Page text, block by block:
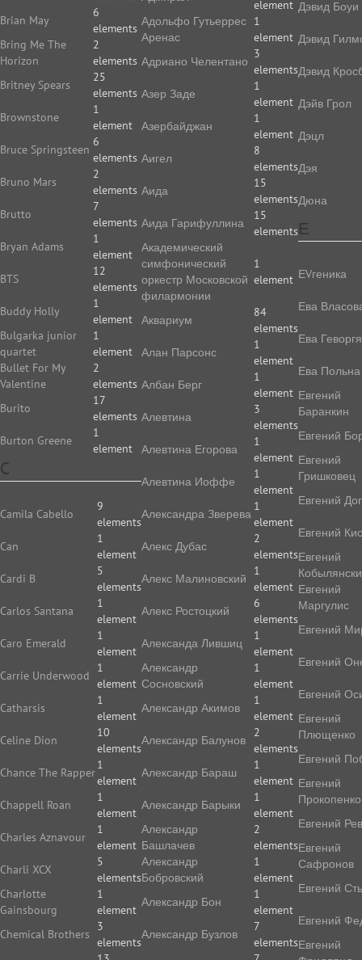
Brian May
6
elements
Bring Me The
Horizon
2
elements
Britney Spears
25
elements
Brownstone
1
element
Bruce Springsteen
6
elements
Bruno Mars
2
elements
Brutto
7
elements
Bryan Adams
1
element
BTS
12
elements
Buddy Holly
1
element
Bulgarka junior
quartet
1
element
Bullet For My
Valentine
2
elements
Burito
17
elements
Burton Greene
1
element
C
Camila Cabello
9
elements
Can
1
element
Cardi B
5
elements
Carlos Santana
1
element
Caro Emerald
1
element
Carrie Underwood
1
element
Catharsis
1
element
Celine Dion
10
elements
Chance The Rapper
1
element
Chappell Roan
1
element
Charles Aznavour
1
element
Charli XCX
5
elements
Charlotte
Gainsbourg
1
element
Chemical Brothers
3
elements
element
Адольфо Гутьеррес
Аренас
1
element
Адриано Челентано
3
elements
Азер Заде
1
element
Азербайджан
1
element
Аигел
8
elements
Аида
15
elements
Аида Гарифуллина
15
elements
Академический
симфонический
оркестр Московской
филармонии
1
element
Аквариум
84
elements
Алан Парсонс
1
element
Албан Берг
1
element
Алевтина
3
elements
Алевтина Егорова
1
element
Алевтина Иоффе
1
element
Алек­сан­дра Зве­ре­ва
1
element
Алекс Дубас
2
elements
Алекс Малиновский
1
element
Алекс Ростоцкий
6
elements
Александа Лившиц
1
element
Александр
Сосновский
1
element
Александр Акимов
1
element
Александр Балунов
2
elements
Александр Бараш
1
element
Александр Барыки
1
element
Александр
Башлачев
2
elements
Александр
Бобровский
1
element
Александр Бон
1
element
Александр Бузлов
7
elements
Дэвид Боуи
Дэвид
Дэвид
Дэйв Грол
Дэцл
Дэя
Дюна
Е
ЕVгеника
Ева
Ева
Ева Польна
Евгений
Баранкин
Евгений
Евгений
Гришковец
Евгений
Евгений
Евгений
Евгений
Маргулис
Евгений
Евгений
Евгений
Евгений
Плющенко
Евгений
Евгений
Прокопенко
Евгений
Евгений
Сафронов
Евгений
Евгений
Евгений